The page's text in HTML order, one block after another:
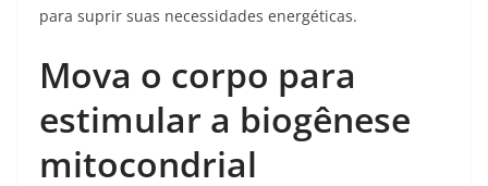
para suprir suas necessidades energéticas.
Mova o corpo para
estimular a biogênese
mitocondrial